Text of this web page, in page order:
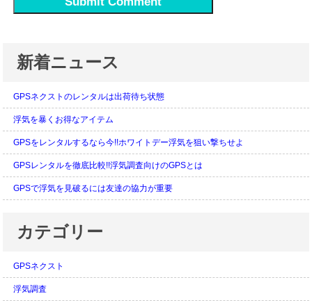
新着ニュース
GPSネクストのレンタルは出荷待ち状態
浮気を暴くお得なアイテム
GPSをレンタルするなら今!!ホワイトデー浮気を狙い撃ちせよ
GPSレンタルを徹底比較!!浮気調査向けのGPSとは
GPSで浮気を見破るには友達の協力が重要
カテゴリー
GPSネクスト
浮気調査